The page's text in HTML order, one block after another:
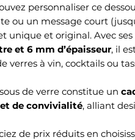
personnaliser ce
ou un message court
unique et original. Avec ses
et 6 mm d’épaisseur, il
verres à vin, cocktails ou
de verre constitue un
de convivialité, alliant
de prix réduits en